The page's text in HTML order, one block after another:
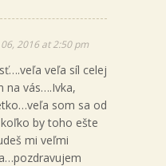
2016 at 2:50 pm
veľa síl celej
na vás….Ivka,
som sa od
by toho ešte
mi veľmi